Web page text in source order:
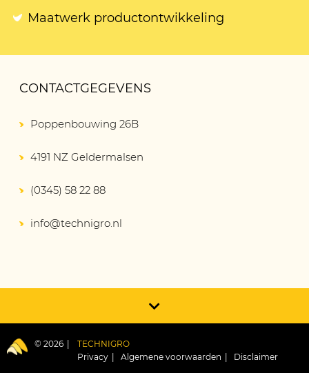
Maatwerk productontwikkeling
CONTACTGEGEVENS
Poppenbouwing 26B
4191 NZ Geldermalsen
(0345) 58 22 88
info@technigro.nl
© 2026
TECHNIGRO
Privacy
Algemene voorwaarden Disclaimer